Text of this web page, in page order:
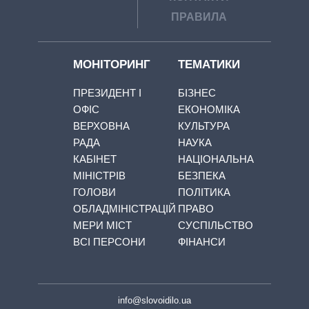
ПРАВИЛА
МОНІТОРИНГ
ПРЕЗИДЕНТ І
ОФІС
ВЕРХОВНА
РАДА
КАБІНЕТ
МІНІСТРІВ
ГОЛОВИ
ОБЛАДМІНІСТРАЦІЙ
МЕРИ МІСТ
ВСІ ПЕРСОНИ
ТЕМАТИКИ
БІЗНЕС
ЕКОНОМІКА
КУЛЬТУРА
НАУКА
НАЦІОНАЛЬНА
БЕЗПЕКА
ПОЛІТИКА
ПРАВО
СУСПІЛЬСТВО
ФІНАНСИ
info@slovoidilo.ua